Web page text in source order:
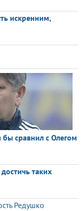
искренним,
сравнил с Олегом
таких
Редушко